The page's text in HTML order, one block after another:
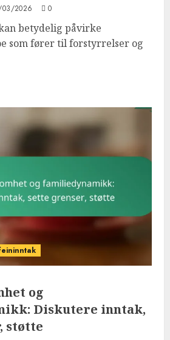
2026 0
betydelig påvirke
som fører til forstyrrelser og
og
Diskutere inntak,
støtte